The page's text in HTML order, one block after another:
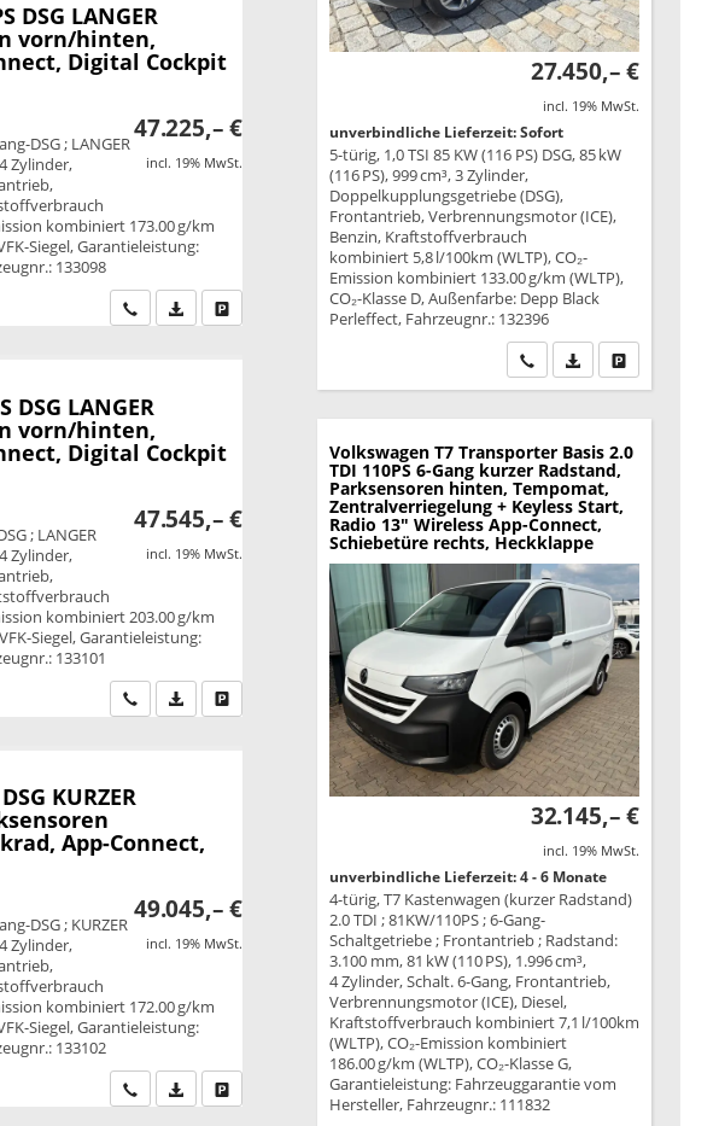
DSG LANGER
vorn/hinten,
Digital Cockpit
47.225,– €
incl. 19% MwSt.
DSG ; LANGER
Zylinder,
kombiniert 173.00 g/km
Siegel, Garantieleistung:
133098
Wir rufen Sie anPDF-Datei, Fahrzeugexposé drucken
Drucken, parken oder vergleichen
DSG LANGER
vorn/hinten,
Digital Cockpit
47.545,– €
incl. 19% MwSt.
; LANGER
Zylinder,
kombiniert 203.00 g/km
Siegel, Garantieleistung:
133101
Wir rufen Sie anPDF-Datei, Fahrzeugexposé drucken
Drucken, parken oder vergleichen
KURZER
App-Connect,
49.045,– €
incl. 19% MwSt.
DSG ; KURZER
Zylinder,
kombiniert 172.00 g/km
Siegel, Garantieleistung:
133102
Wir rufen Sie anPDF-Datei, Fahrzeugexposé drucken
Drucken, parken oder vergleichen
27.450,– €
incl. 19% MwSt.
unverbindliche Lieferzeit: Sofort
5-türig, 1,0 TSI 85 KW (116 PS) DSG, 85 kW
(116 PS), 999 cm³, 3 Zylinder,
Doppelkupplungsgetriebe (DSG),
Frontantrieb, Verbrennungsmotor (ICE),
Benzin, Kraftstoffverbrauch
kombiniert 5,8 l/100km (WLTP), CO₂-
Emission kombiniert 133.00 g/km (WLTP),
CO₂-Klasse D, Außenfarbe: Depp Black
Perleffect, Fahrzeugnr.: 132396
Wir rufen Sie an
PDF-Datei,Drucken,
Volkswagen T7 Transporter Basis 2.0
TDI 110PS 6-Gang kurzer Radstand,
Parksensoren hinten, Tempomat,
Zentralverriegelung + Keyless Start,
Radio 13" Wireless App-Connect,
Schiebetüre rechts, Heckklappe
32.145,– €
incl. 19% MwSt.
unverbindliche Lieferzeit: 4 - 6 Monate
4-türig, T7 Kastenwagen (kurzer Radstand)
2.0 TDI ; 81KW/110PS ; 6-Gang-
Schaltgetriebe ; Frontantrieb ; Radstand:
3.100 mm, 81 kW (110 PS), 1.996 cm³,
4 Zylinder, Schalt. 6-Gang, Frontantrieb,
Verbrennungsmotor (ICE), Diesel,
Kraftstoffverbrauch kombiniert 7,1 l/100km
(WLTP), CO₂-Emission kombiniert
186.00 g/km (WLTP), CO₂-Klasse G,
Garantieleistung: Fahrzeuggarantie vom
Hersteller, Fahrzeugnr.: 111832